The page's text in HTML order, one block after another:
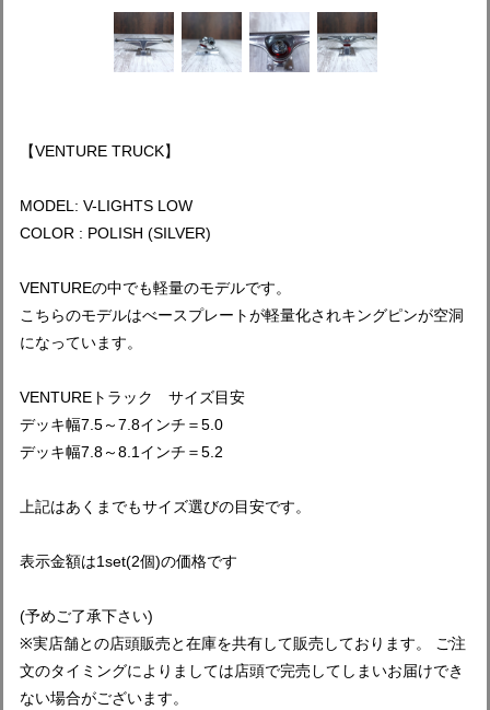
【VENTURE TRUCK】
MODEL: V-LIGHTS LOW
COLOR : POLISH (SILVER)
VENTUREの中でも軽量のモデルです。
こちらのモデルはべースプレートが軽量化されキングピンが空洞
になっています。
VENTUREトラック サイズ目安
デッキ幅7.5～7.8インチ＝5.0
デッキ幅7.8～8.1インチ＝5.2
上記はあくまでもサイズ選びの目安です。
表示金額は1set(2個)の価格です
(予めご了承下さい)
※実店舗との店頭販売と在庫を共有して販売しております。 ご注
文のタイミングによりましては店頭で完売してしまいお届けでき
ない場合がございます。